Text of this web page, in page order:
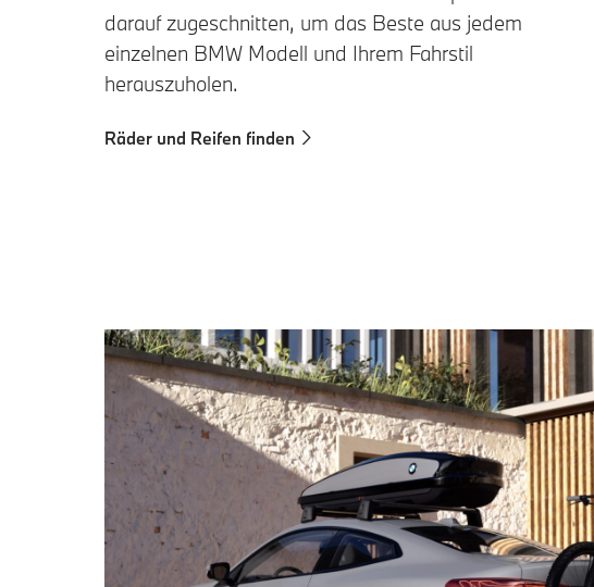
darauf zugeschnitten, um das Beste aus jedem
einzelnen BMW Modell und Ihrem Fahrstil
herauszuholen.
Räder und Reifen finden